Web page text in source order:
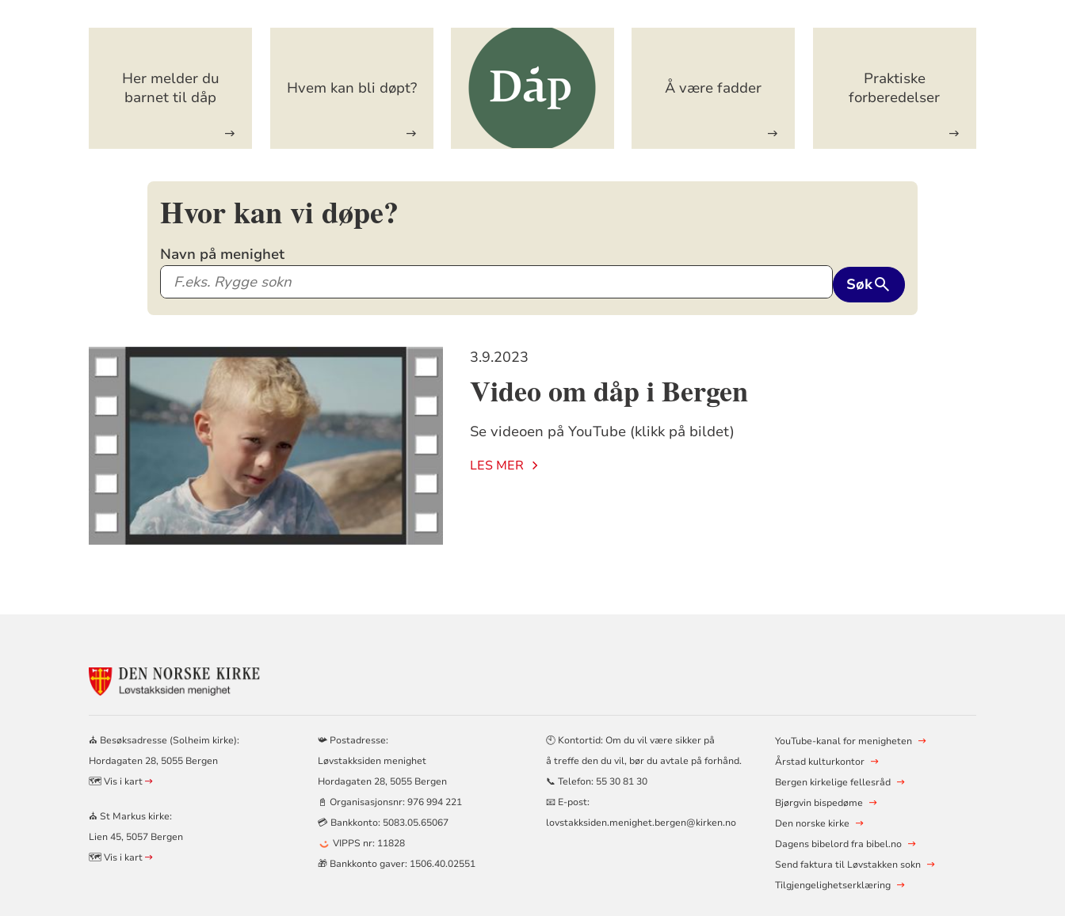
Her melder du
barnet til dåp
Hvem kan bli døpt? Å være fadder
Praktiske
forberedelser
Hvor kan vi døpe?
Navn på menighet
Søk
3.9.2023
Video om dåp i Bergen
Se videoen på YouTube (klikk på bildet)
LES MER
⛪ Besøksadresse (Solheim kirke):
Hordagaten 28, 5055 Bergen
🗺️ Vis i kart
⛪ St Markus kirke:
Lien 45, 5057 Bergen
🗺️ Vis i kart
📯 Postadresse:
Løvstakksiden menighet
Hordagaten 28, 5055 Bergen
📓 Organisasjonsnr: 976 994 221
💳 Bankkonto: 5083.05.65067
VIPPS nr: 11828
🎁 Bankkonto gaver: 1506.40.02551
🕙 Kontortid: Om du vil være sikker på
å treffe den du vil, bør du avtale på forhånd.
📞 Telefon: 55 30 81 30
📧 E-post:
lovstakksiden.menighet.bergen@kirken.no
YouTube-kanal for menigheten
Årstad kulturkontor
Bergen kirkelige fellesråd
Bjørgvin bispedøme
Den norske kirke
Dagens bibelord fra bibel.no
Send faktura til Løvstakken sokn
Tilgjengelighetserklæring